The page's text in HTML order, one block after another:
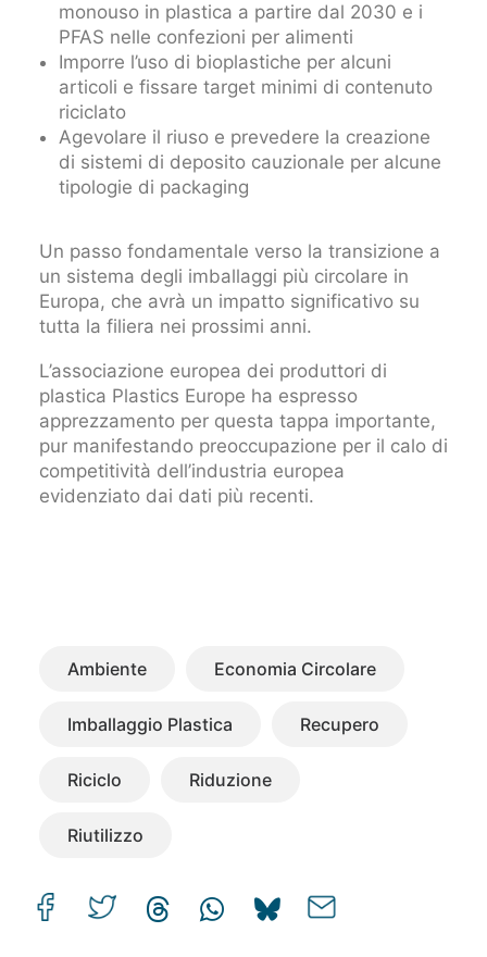
monouso in plastica a partire dal 2030 e i
PFAS nelle confezioni per alimenti
Imporre l’uso di bioplastiche per alcuni
articoli e fissare target minimi di contenuto
riciclato
Agevolare il riuso e prevedere la creazione
di sistemi di deposito cauzionale per alcune
tipologie di packaging
Un passo fondamentale verso la transizione a
un sistema degli imballaggi più circolare in
Europa, che avrà un impatto significativo su
tutta la filiera nei prossimi anni.
L’associazione europea dei produttori di
plastica Plastics Europe ha espresso
apprezzamento per questa tappa importante,
pur manifestando preoccupazione per il calo di
competitività dell’industria europea
evidenziato dai dati più recenti.
Ambiente Economia Circolare
Imballaggio Plastica Recupero
Riciclo Riduzione
Riutilizzo